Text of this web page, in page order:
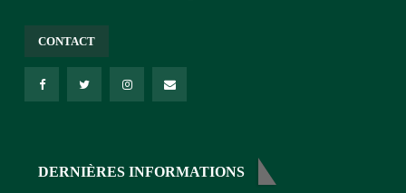
CONTACT
DERNIÈRES INFORMATIONS